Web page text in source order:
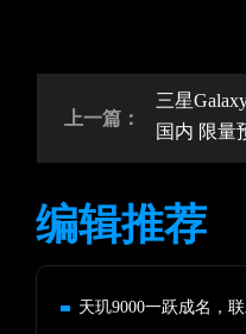
上一篇：
三星
国内 限量
编辑推荐
天玑9000一跃成名，